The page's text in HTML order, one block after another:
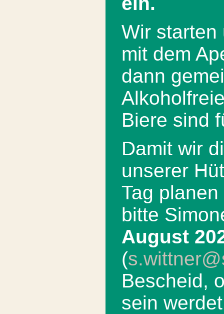
Wir
mit dem
dann
Biere sind
Damit wir
unserer
Tag
bitte
August
(
Bescheid,
sein